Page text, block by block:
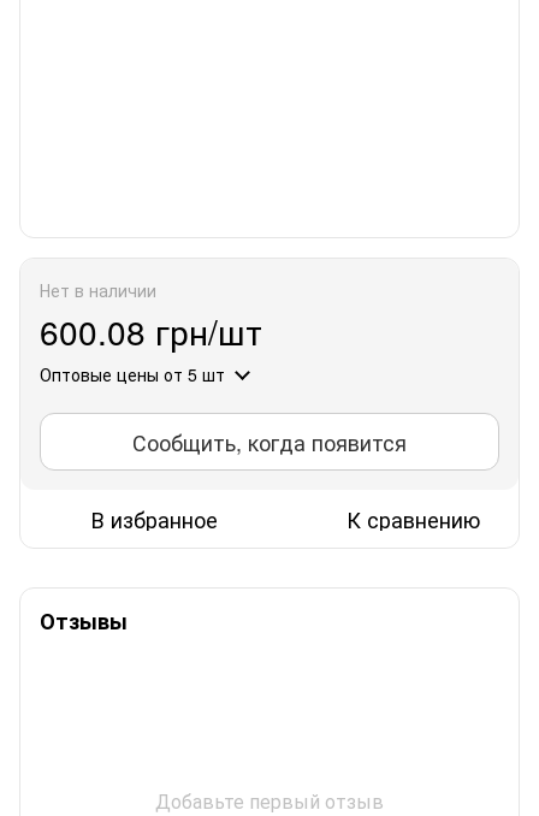
Нет в наличии
600.08 грн/шт
Оптовые цены от 5 шт
Сообщить, когда появится
В избранное К сравнению
Отзывы
Добавьте первый отзыв